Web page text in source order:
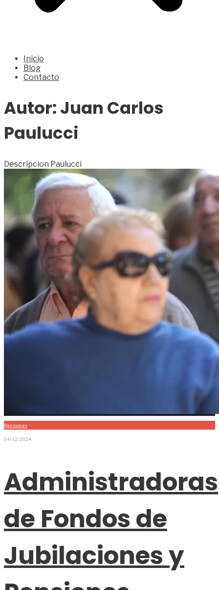
Inicio
Blog
Contacto
Autor:Juan Carlos
Paulucci
Descripcion Paulucci
Pensiones
04/12/2024
Administradoras
de Fondos de
Jubilaciones y